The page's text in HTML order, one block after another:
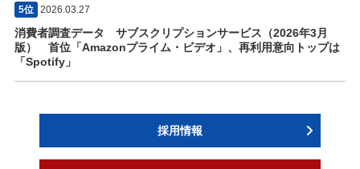
5位 2026.03.27
消費者調査データ サブスクリプションサービス（2026年3月
版） 首位「Amazonプライム・ビデオ」、再利用意向トップは
「Spotify」
採用情報